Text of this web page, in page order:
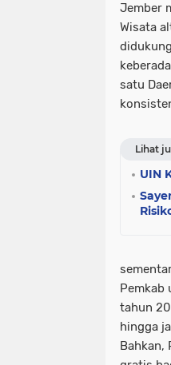
Jember
Wisata
satu
Lihat
UIN
Pemkab
tahun
hingga
Bahkan,